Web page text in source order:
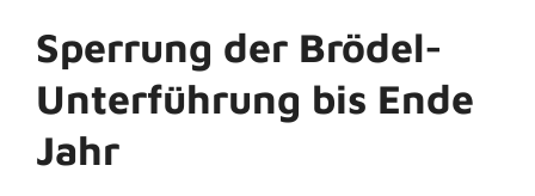
Sperrung der Brödel-
Unterführung bis Ende
Jahr